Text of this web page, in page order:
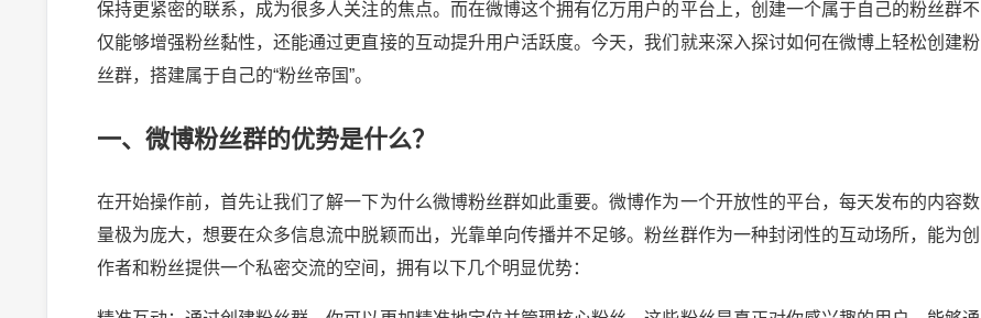
保持更紧密的联系，成为很多人关注的焦点。而在微博这个拥有亿万用户的平台上，创建一个属于自己的粉丝群不
仅能够增强粉丝黏性，还能通过更直接的互动提升用户活跃度。今天，我们就来深入探讨如何在微博上轻松创建粉
丝群，搭建属于自己的“粉丝帝国”。
一、微博粉丝群的优势是什么？
在开始操作前，首先让我们了解一下为什么微博粉丝群如此重要。微博作为一个开放性的平台，每天发布的内容数
量极为庞大，想要在众多信息流中脱颖而出，光靠单向传播并不足够。粉丝群作为一种封闭性的互动场所，能为创
作者和粉丝提供一个私密交流的空间，拥有以下几个明显优势：